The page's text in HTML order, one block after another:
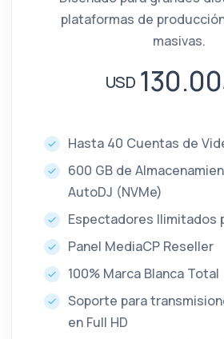
plataformas de
masivas.
USD 130.00
Hasta 40 Cuentas de
600 GB de
AutoDJ (NVMe)
Espectadores Ilimitados
Panel MediaCP Reseller
100% Marca Blanca Total
Soporte para
en Full HD